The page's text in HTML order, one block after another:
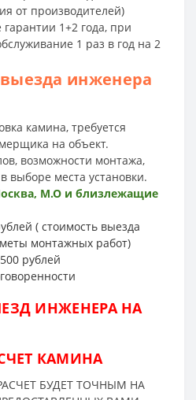
от производителей)
1+2 года, при
1 раз в год на 2
инженера
камина, требуется
на объект.
возможности монтажа,
выборе места установки.
М.О и близлежащие
( стоимость выезда
монтажных работ)
рублей
ИНЖЕНЕРА НА
КАМИНА
БУДЕТ ТОЧНЫМ НА